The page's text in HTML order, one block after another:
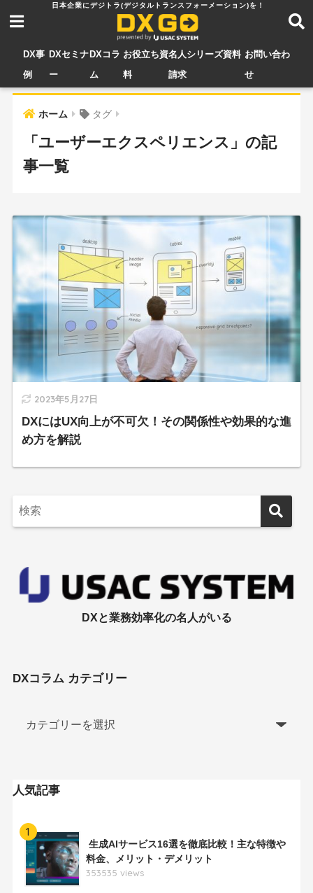
DX事
例
DXセミナ
ー
DXコラ
ム
お役立ち資
料
名人シリーズ資料
請求
お問い合わ
せ
ホーム タグ
「ユーザーエクスペリエンス」の記
事一覧
2023年5月27日
DXにはUX向上が不可欠！その関係性や効果的な進
め方を解説
DXと業務効率化の名人がいる
DXコラム カテゴリー
人気記事
1
生成AIサービス16選を徹底比較！主な特徴や
料金、メリット・デメリット
353535 views